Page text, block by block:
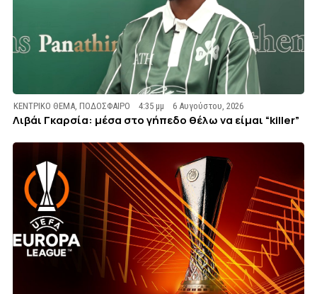
ΚΕΝΤΡΙΚΟ ΘΕΜΑ,ΠΟΔΟΣΦΑΙΡΟ 4:35 μμ 6 Αυγούστου, 2026
Λιβάι Γκαρσία: μέσα στο γήπεδο θέλω να είμαι “killer”